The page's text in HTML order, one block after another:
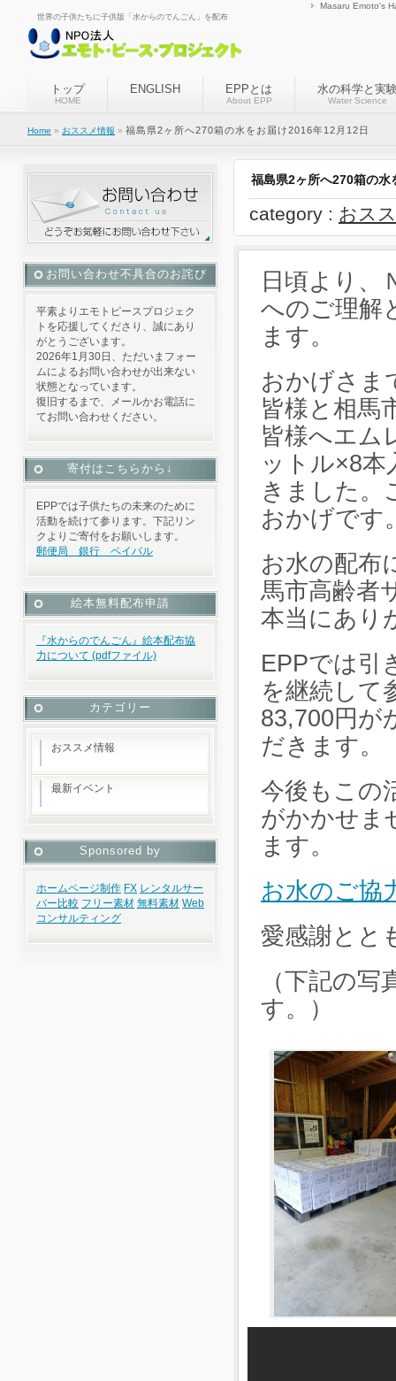
世界の子供たちに子供版「水からのでんごん」を配布
Masaru Emoto's
トップ
HOME
ENGLISH EPPとは
About EPP
水の科学と実
Water Science
Home » おススメ情報 » 福島県2ヶ所へ270箱の水をお届け2016年12月12日
福島県2ヶ所へ270箱の
category : おス
日頃より、
へのご理解
ます。
おかげさま
皆様と相馬
皆様へエム
ットル×8本
きました。
おかげです
お水の配布
馬市高齢者
本当にあり
EPPでは引
を継続して
83,700円が
だきます。
今後もこの
がかかせま
ます。
お水のご協
愛感謝とと
（下記の
す。）
お問い合わせ不具合のお詫び
平素よりエモトピースプロジェク
トを応援してくださり、誠にあり
がとうございます。
2026年1月30日、ただいまフォー
ムによるお問い合わせが出来ない
状態となっています。
復旧するまで、メールかお電話に
てお問い合わせください。
寄付はこちらから↓
EPPでは子供たちの未来のために
活動を続けて参ります。下記リン
クよりご寄付をお願いします。
郵便局 銀行 ペイパル
絵本無料配布申請
『水からのでんごん』絵本配布協
力について (pdfファイル)
カテゴリー
おススメ情報
最新イベント
Sponsored by
ホームページ制作 FX レンタルサー
バー比較 フリー素材 無料素材 Web
コンサルティング